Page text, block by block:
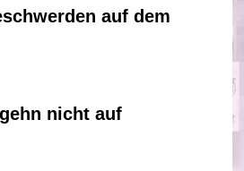
auf dem
nicht auf